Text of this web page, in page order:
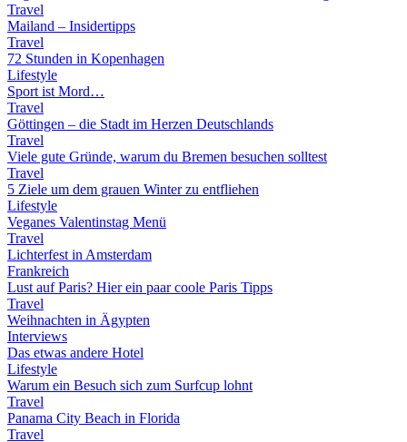
Travel
Mailand – Insidertipps
Travel
72 Stunden in Kopenhagen
Lifestyle
Sport ist Mord…
Travel
Göttingen – die Stadt im Herzen Deutschlands
Travel
Viele gute Gründe, warum du Bremen besuchen solltest
Travel
5 Ziele um dem grauen Winter zu entfliehen
Lifestyle
Veganes Valentinstag Menü
Travel
Lichterfest in Amsterdam
Frankreich
Lust auf Paris? Hier ein paar coole Paris Tipps
Travel
Weihnachten in Ägypten
Interviews
Das etwas andere Hotel
Lifestyle
Warum ein Besuch sich zum Surfcup lohnt
Travel
Panama City Beach in Florida
Travel